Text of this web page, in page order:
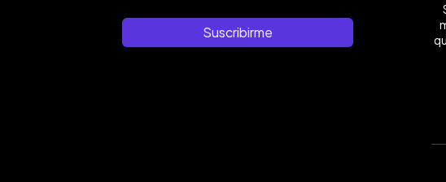
Suscribirme